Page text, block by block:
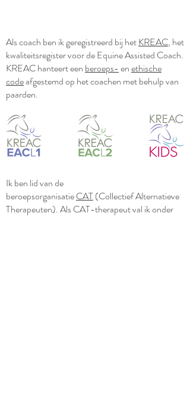
Als coach ben ik geregistreerd bij hetKREAC, het
kwaliteitsregister voor de Equine Assisted Coach.
KREAC hanteert een beroeps- enethische
codeafgestemd op het coachen met behulp van
paarden.
Ik ben lid van de
beroepsorganisatieCAT(Collectief Alternatieve
Therapeuten). Als CAT-therapeut val ik onder